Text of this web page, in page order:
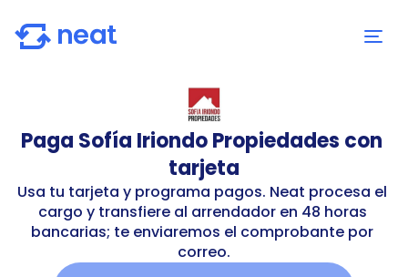
Paga Sofía Iriondo Propiedades con
tarjeta
Usa tu tarjeta y programa pagos. Neat procesa el
cargo y transfiere al arrendador en 48 horas
bancarias; te enviaremos el comprobante por
correo.